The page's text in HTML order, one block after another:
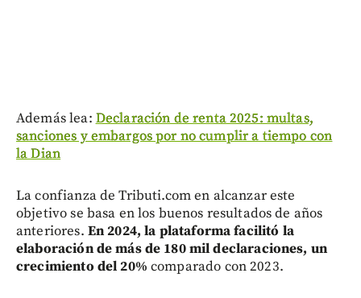
Además lea: Declaración de renta 2025: multas,
sanciones y embargos por no cumplir a tiempo con
la Dian
La confianza de Tributi.com en alcanzar este
objetivo se basa en los buenos resultados de años
anteriores. En 2024, la plataforma facilitó la
elaboración de más de 180 mil declaraciones, un
crecimiento del 20% comparado con 2023.